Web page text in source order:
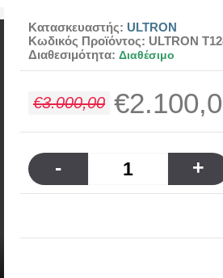
Κατασκευαστής: ULTRON
Κωδικός Προϊόντος: ULTRON
Διαθεσιμότητα: Διαθέσιμο
€3.000,00
- +